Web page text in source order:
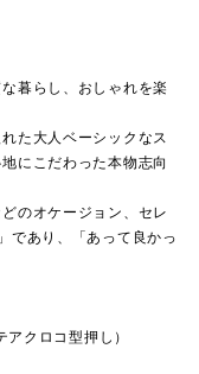
暮らし、おしゃれを楽
た大人ベーシックなス
にこだわった本物志向
のオケージョン、セレ
であり、「あって良かっ
クロコ型押し）